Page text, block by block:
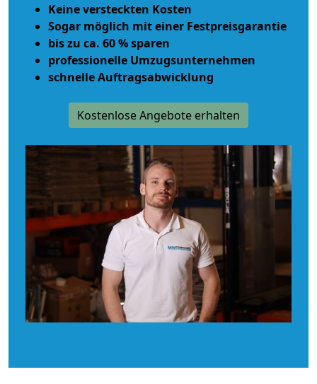
Keine versteckten Kosten
Sogar möglich mit einer Festpreisgarantie
bis zu ca. 60 % sparen
professionelle Umzugsunternehmen
schnelle Auftragsabwicklung
Kostenlose Angebote erhalten